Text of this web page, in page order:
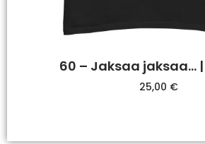
60 – Jaksaa jaksaa…
25,00 €